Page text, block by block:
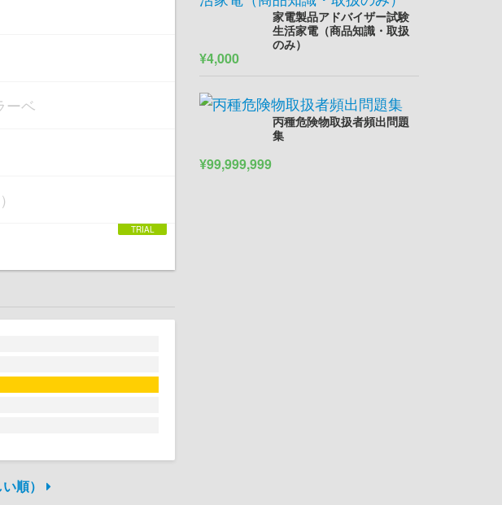
ーベ
順）
家電製品アドバイザー試験
生活家電（商品知識・取扱
のみ）
¥4,000
丙種危険物取扱者頻出問題
集
¥99,999,999